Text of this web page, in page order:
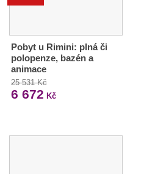
Pobyt u Rimini: plná či
polopenze, bazén a
animace
25 531 Kč
6 672 Kč